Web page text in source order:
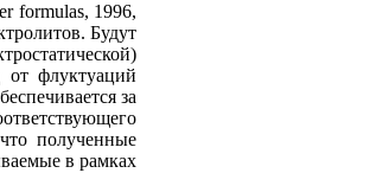
formulas, 1996,
Будут
флуктуаций
за
полученные
в рамках